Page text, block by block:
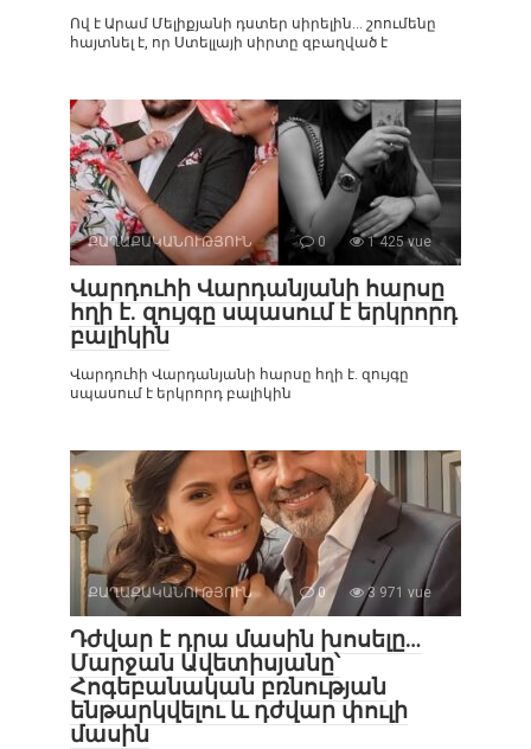
Ով է Արամ Մելիքյանի դստեր սիրելին… շոումենը
հայտնել է, որ Ստելլայի սիրտը զբաղված է
ՔԱՂԱՔԱԿԱՆՈՒԹՅՈՒՆ 0 1 425 vue
Վարդուհի Վարդանյանի հարսը
հղի է. զույգը սպասում է երկրորդ
բալիկին
Վարդուհի Վարդանյանի հարսը հղի է. զույգը
սպասում է երկրորդ բալիկին
ՔԱՂԱՔԱԿԱՆՈՒԹՅՈՒՆ 0 3 971 vue
Դժվար է դրա մասին խոսելը…
Մարջան Ավետիսյանը՝
Հոգեբանական բռնության
ենթարկվելու և դժվար փուլի
մասին